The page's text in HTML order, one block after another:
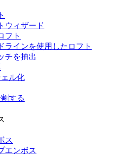
ウィザード
フト
ラインを使用したロフト
チを抽出
ル化
する
ス
エンボス